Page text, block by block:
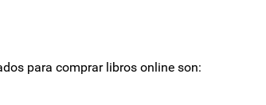
para comprar libros online son: